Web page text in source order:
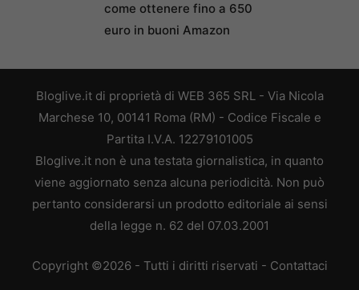
come ottenere fino a 650
euro in buoni Amazon
Bloglive.it di proprietà di WEB 365 SRL - Via Nicola
Marchese 10, 00141 Roma (RM) - Codice Fiscale e
Partita I.V.A. 12279101005
Bloglive.it non è una testata giornalistica, in quanto
viene aggiornato senza alcuna periodicità. Non può
pertanto considerarsi un prodotto editoriale ai sensi
della legge n. 62 del 07.03.2001
Copyright ©2026 - Tutti i diritti riservati - Contattaci